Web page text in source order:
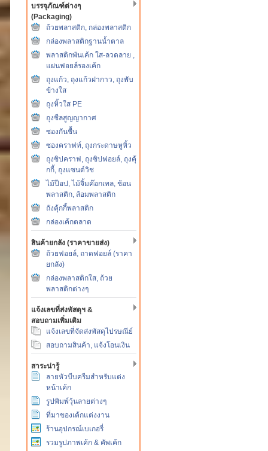
บรรจุภัณฑ์ต่างๆ
(Packaging)
ถ้วยพลาสติก, กล่องพลาสติก
กล่องพลาสติกฐานน้ำตาล
พลาสติกพันเค้ก ใส-ลวดลาย ,
แผ่นฟอยล์รองเค้ก
ถุงแก้ว, ถุงแก้วฝากาว, ถุงพับ
ข้างใส
ถุงหิ้วใส PE
ถุงซีลสูญญากาศ
ซองกันชื้น
ซองคราฟท์, ถุงกระดาษหูหิ้ว
ถุงซิปคราฟ, ถุงซิปฟอยล์, ถุงคุ้
กกี้, ถุงแซนด์วิช
ไม้ป๊อป, ไม้จิ้มค๊อกเทล, ช้อน
พลาสติก, ส้อมพลาสติก
ถังคุ้กกี้พลาสติก
กล่องเค้กตลาด
สินค้ายกลัง (ราคาขายส่ง)
ถ้วยฟอยล์, ถาดฟอยล์ (ราคา
ยกลัง)
กล่องพลาสติกใส, ถ้วย
พลาสติกต่างๆ
แจ้งเลขที่ส่งพัสดุฯ &
สอบถามเพิ่มเติม
แจ้งเลขที่จัดส่งพัสดุไปรษณีย์
สอบถามสินค้า, แจ้งโอนเงิน
สาระน่ารู้
ลายหัวบีบครีมสำหรับแต่ง
หน้าเค้ก
รูปพิมพ์วุ้นลายต่างๆ
ที่มาของเค้กแต่งงาน
ร้านอุปกรณ์เบเกอรี่
รวมรูปภาพเค้ก & คัพเค้ก